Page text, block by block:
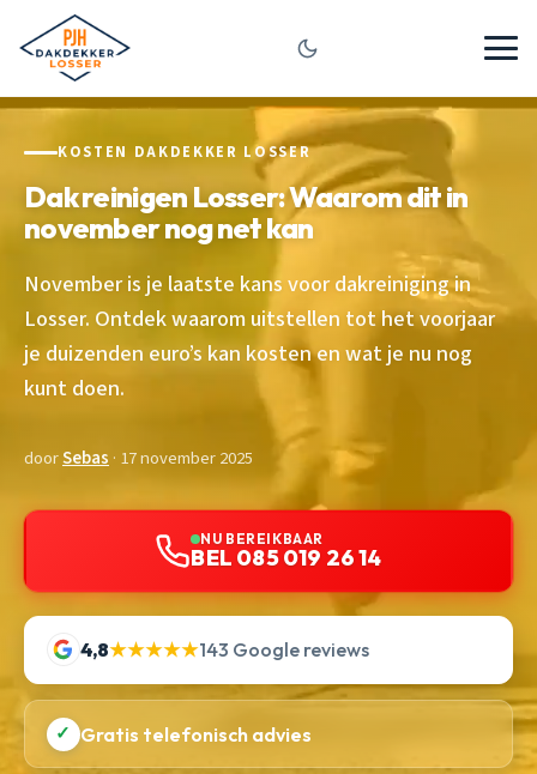
KOSTEN DAKDEKKER LOSSER
Dak reinigen Losser: Waarom dit in
november nog net kan
November is je laatste kans voor dakreiniging in
Losser. Ontdek waarom uitstellen tot het voorjaar
je duizenden euro’s kan kosten en wat je nu nog
kunt doen.
doorSebas · 17 november 2025
NU BEREIKBAAR
BEL 085 019 26 14
4,8★★★★★143 Google reviews
✓ Gratis telefonisch advies